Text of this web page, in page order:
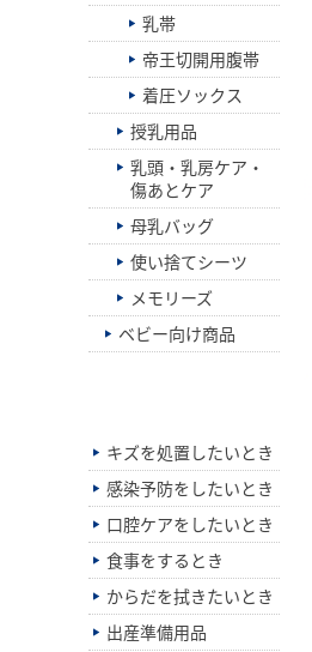
乳帯
帝王切開用腹帯
着圧ソックス
授乳用品
乳頭・乳房ケア・
傷あとケア
母乳バッグ
使い捨てシーツ
メモリーズ
ベビー向け商品
キズを処置したいとき
感染予防をしたいとき
口腔ケアをしたいとき
食事をするとき
からだを拭きたいとき
出産準備用品